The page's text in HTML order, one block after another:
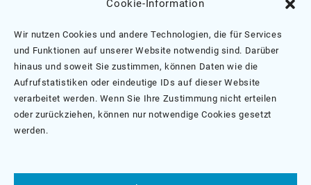
Cookie-Information
Wir nutzen Cookies und andere Technologien, die für Services
und Funktionen auf unserer Website notwendig sind. Darüber
hinaus und soweit Sie zustimmen, können Daten wie die
Aufrufstatistiken oder eindeutige IDs auf dieser Website
verarbeitet werden. Wenn Sie Ihre Zustimmung nicht erteilen
oder zurückziehen, können nur notwendige Cookies gesetzt
werden.
TEMPiS-Newsletter Anmeldung
nach: